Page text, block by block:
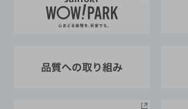
地域情報
サントリーサンバーズ大阪
サントリーが考えるサステナビ
企業概要